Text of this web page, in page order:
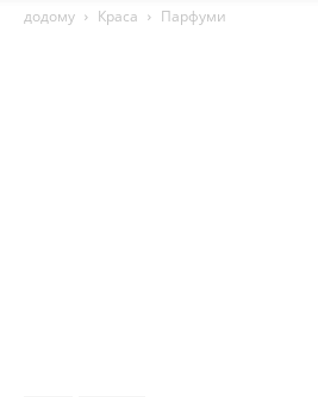
додому Краса Парфуми